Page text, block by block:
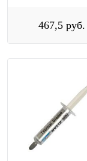
467,5 руб.